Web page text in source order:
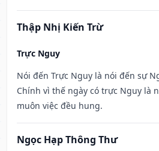
Thập Nhị Kiến Trừ
Trực Nguy
Nói đến Trực Nguy là nói đến sự
Chính vì thế ngày có trực Nguy là
muôn việc đều hung.
Ngọc Hạp Thông Thư